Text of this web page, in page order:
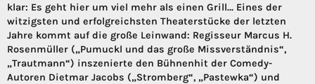
klar: Es geht hier um viel mehr als einen Grill… Eines der
witzigsten und erfolgreichsten Theaterstücke der letzten
Jahre kommt auf die große Leinwand: Regisseur Marcus H.
Rosenmüller („Pumuckl und das große Missverständnis“,
„Trautmann“) inszenierte den Bühnenhit der Comedy-
Autoren Dietmar Jacobs („Stromberg“, „Pastewka“) und